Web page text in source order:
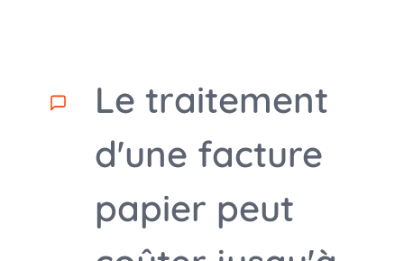
Le traitement
d'une facture
papier peut